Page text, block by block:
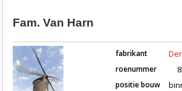
Fam. Van Harn
fabrikant
roenummer
positie bouw